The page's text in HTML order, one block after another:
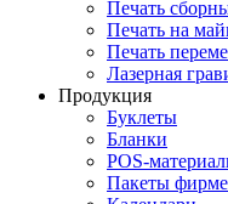
Печать
Печать на
Печать
Лазерная
Продукция
Буклеты
Бланки
POS-
Пакеты